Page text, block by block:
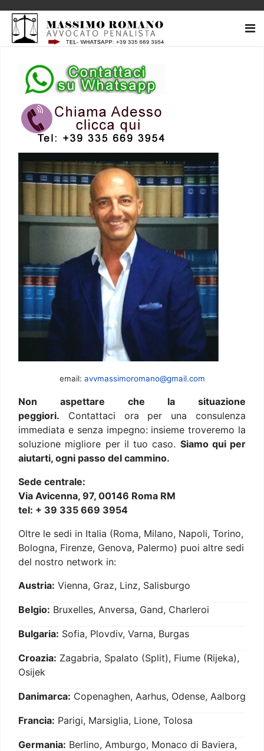
email: avvmassimoromano@gmail.com
Non aspettare che la situazione
peggiori. Contattaci ora per una consulenza
immediata e senza impegno: insieme troveremo la
soluzione migliore per il tuo caso. Siamo qui per
aiutarti, ogni passo del cammino.
Sede centrale:
Via Avicenna, 97, 00146 Roma RM
tel: + 39 335 669 3954
Oltre le sedi in Italia (Roma, Milano, Napoli, Torino,
Bologna, Firenze, Genova, Palermo) puoi altre sedi
del nostro network in:
Austria: Vienna, Graz, Linz, Salisburgo
Belgio: Bruxelles, Anversa, Gand, Charleroi
Bulgaria: Sofia, Plovdiv, Varna, Burgas
Croazia: Zagabria, Spalato (Split), Fiume (Rijeka),
Osijek
Danimarca: Copenaghen, Aarhus, Odense, Aalborg
Francia: Parigi, Marsiglia, Lione, Tolosa
Germania: Berlino, Amburgo, Monaco di Baviera,